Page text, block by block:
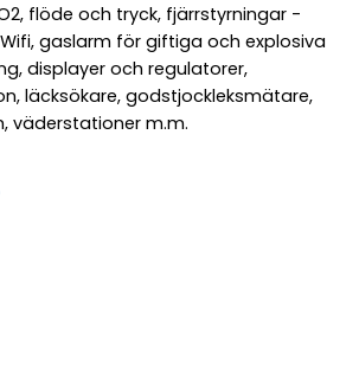
flöde och tryck, fjärrstyrningar -
Wifi, gaslarm för giftiga och explosiva
displayer och regulatorer,
läcksökare, godstjockleksmätare,
väderstationer m.m.